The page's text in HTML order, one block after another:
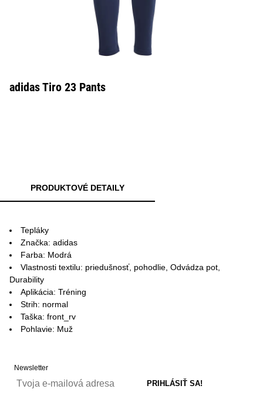
adidas Tiro 23 Pants
PRODUKTOVÉ DETAILY
Tepláky
Značka: adidas
Farba: Modrá
Vlastnosti textilu: priedušnosť, pohodlie, Odvádza pot,
Durability
Aplikácia: Tréning
Strih: normal
Taška: front_rv
Pohlavie: Muž
Newsletter